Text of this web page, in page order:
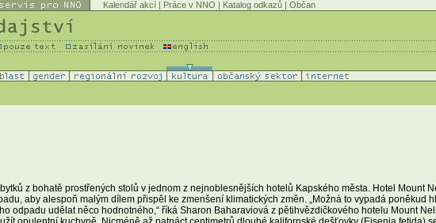
Kalendář akcí | Práce v NNO | Katalog odkazů | Občan
z bohatě prostřených stolů v jednom z nejnoblesnějších hotelů Kapského města. Hotel Mount
aby alespoň malým dílem přispěl ke zmenšení klimatických změn. „Možná to vypadá poněkud
odpadu udělat něco hodnotného,“ říká Sharon Baharaviová z pětihvězdičkového hotelu Mount